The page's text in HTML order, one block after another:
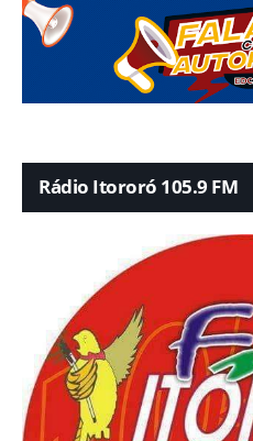
Rádio Itororó 105.9 FM